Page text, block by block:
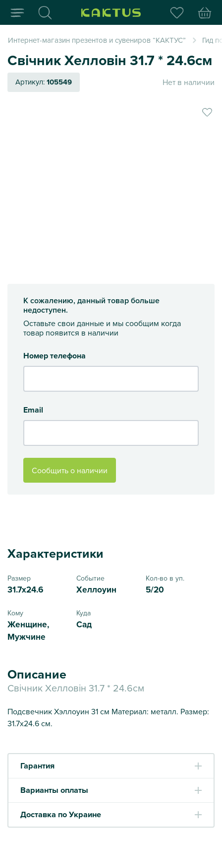
Интернет-магазин
Интернет-магазин презентов и сувениров “КАКТУС” Гид
Свічник Хелловін 31.7 * 24.6см
Артикул:105549 Нет в наличии
К сожалению, данный товар больше
недоступен.
Оставьте свои данные и мы сообщим когда
товар появится в наличии
Номер телефона
Email
Сообщить о наличии
Характеристики
Размер
31.7x24.6
Событие
Хеллоуин
Кол-во в уп.
5/20
Кому
Женщине,
Мужчине
Куда
Сад
Описание
Свічник Хелловін 31.7 * 24.6см
Подсвечник Хэллоуин 31 см Материал: металл. Размер:
31.7х24.6 см.
Гарантия
Варианты оплаты
Доставка по Украине